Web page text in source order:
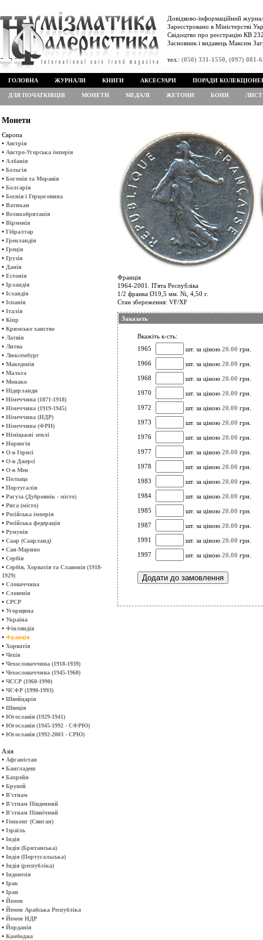
Довідково-інформаційний
Зареєстровано в Міністерстві
Свідоцтво про реєстрацію КВ
Засновник і видавець Максим
тел.: (050) 331-1550, (097) 081-
ГОЛОВНА ЖУРНАЛИ КНИГИ АКСЕСУАРИ ПОРАДИ
ДЛЯ ПОЧАТКІВЦІВ МОНЕТИ МЕДАЛІ ЖЕТОНИ БОНИ
Монети
Європа
• Австрія
• Австро-Угорська імперія
• Албанія
• Бельгія
• Богемія та Моравія
• Болгарія
• Боснія і Герцоговина
• Ватикан
• Великобританія
• Вірменія
• Гібралтар
• Гренландія
• Греція
• Грузія
• Данія
• Естонія
• Ірландія
• Ісландія
• Іспанія
• Італія
• Кіпр
• Кримське ханство
• Латвія
• Литва
• Люксембург
• Македонія
• Мальта
• Монако
• Нідерланди
• Німеччина (1871-1918)
• Німеччина (1919-1945)
• Німеччина (НДР)
• Німеччина (ФРН)
• Німіцькиі землі
• Норвегія
• О-в Гернсі
• О-в Джерсі
• О-в Мен
• Польща
• Португалія
• Рагуза (Дубровнік - місто)
• Рига (місто)
• Російська імперія
• Російська федерація
• Румунія
• Саар (Саарланд)
• Сан-Марино
• Сербія
• Сербія, Хорватія та Славонія (1918-
1929)
• Словаччина
• Словенія
• СРСР
• Угорщина
• Україна
• Фінляндія
• Франція
• Хорватія
• Чехія
• Чехословаччина (1918-1939)
• Чехословаччина (1945-1960)
• ЧССР (1960-1990)
• ЧСФР (1990-1993)
• Швейцарія
• Швеція
• Югославія (1929-1941)
• Югославія (1945-1992 - СФРЮ)
• Югославія (1992-2003 - СРЮ)
Азія
• Афганістан
• Бангладеш
• Бахрейн
• Бруней
• В'єтнам
• В'єтнам Південний
• В'єтнам Північний
• Гонконг (Сянган)
• Ізраїль
• Індія
• Індія (Британська)
• Індія (Португальська)
• Індія (республіка)
• Індонезія
• Ірак
• Іран
• Йемен
• Йемен Арабська Республіка
• Йемен НДР
• Йорданія
• Камбоджа
Франція
1964-2001. П'ята Республіка
1/2 франка Ø19,5 мм. Ni, 4,50 г.
Стан збереження: VF/XF
Заказать
Вкажіть к-сть:
1965
шт. за ціною 20.00 грн.
1966
шт. за ціною 20.00 грн.
1968
шт. за ціною 20.00 грн.
1970
шт. за ціною 20.00 грн.
1972
шт. за ціною 20.00 грн.
1973
шт. за ціною 20.00 грн.
1976
шт. за ціною 20.00 грн.
1977
шт. за ціною 20.00 грн.
1978
шт. за ціною 20.00 грн.
1983
шт. за ціною 20.00 грн.
1984
шт. за ціною 20.00 грн.
1985
шт. за ціною 20.00 грн.
1987
шт. за ціною 20.00 грн.
1991
шт. за ціною 20.00 грн.
1997
шт. за ціною 20.00 грн.